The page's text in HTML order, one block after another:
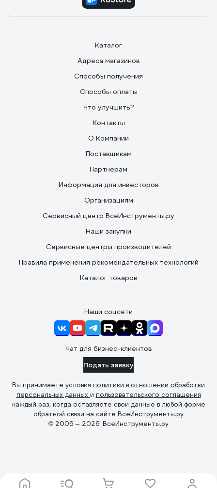
Каталог
Адреса магазинов
Способы получения
Способы оплаты
Что улучшить?
Контакты
О Компании
Поставщикам
Партнерам
Информация для инвесторов
Организациям
Сервисный центр ВсеИнструменты.ру
Наши закупки
Сервисные центры производителей
Правила применения рекомендательных технологий
Каталог товаров
Наши соцсети
Чат для бизнес-клиентов
Подать заявку
Вы принимаете условия политики в отношении обработки
персональных данных и пользовательского соглашения
каждый раз, когда оставляете свои данные в любой форме
обратной связи на сайте ВсеИнструменты.ру
© 2006 — 2026. ВсеИнструменты.ру